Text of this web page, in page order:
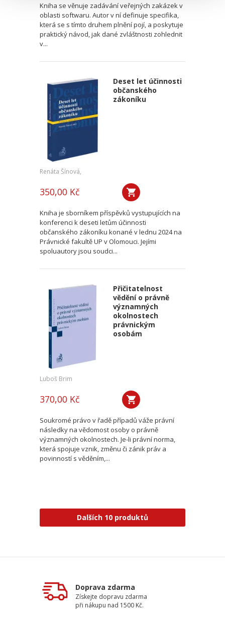
Kniha se věnuje zadávání veřejných zakázek v
oblasti softwaru. Autor v ní definuje specifika,
která se s tímto druhem plnění pojí, a poskytuje
praktický návod, jak dané zvláštnosti zohlednit
v...
Deset let účinnosti
občanského
zákoníku
Renáta Šínová,
350,00 Kč
Kniha je sborníkem příspěvků vystupujících na
konferenci k deseti letům účinnosti
občanského zákoníku konané v lednu 2024 na
Právnické fakultě UP v Olomouci. Jejími
spoluautory jsou soudci...
Přičitatelnost
vědění o právně
významných
okolnostech
právnickým
osobám
Luboš Brim
370,00 Kč
Soukromé právo v řadě případů váže právní
následky na vědomost osoby o právně
významných okolnostech. Je-li právní norma,
která spojuje vznik, změnu či zánik práv a
povinností s věděním,...
Dalších 10 produktů
Doprava zdarma
Získejte dopravu zdarma
při nákupu nad 1500 Kč.